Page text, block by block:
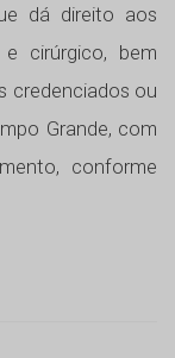
dá direito aos
cirúrgico, bem
credenciados ou
Grande, com
conforme